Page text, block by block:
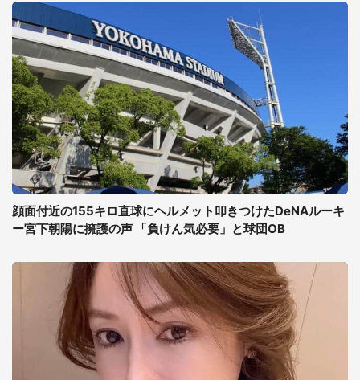
顔面付近の155キロ直球にヘルメット叩きつけたDeNAルーキ
ー宮下朝陽に擁護の声 「負けん気必要」と球団OB